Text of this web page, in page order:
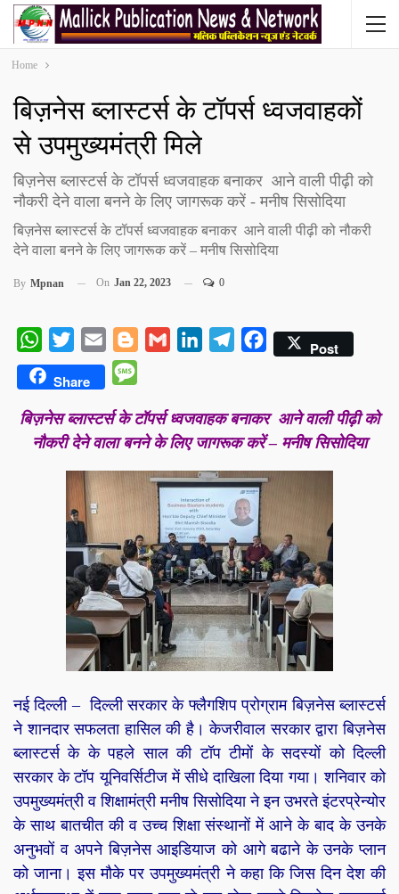
Home
बिज़नेस ब्लास्टर्स के टॉपर्स ध्वजवाहकों
से उपमुख्यमंत्री मिले
बिज़नेस ब्लास्टर्स के टॉपर्स ध्वजवाहक बनाकर आने वाली पीढ़ी को
नौकरी देने वाला बनने के लिए जागरूक करें - मनीष सिसोदिया
बिज़नेस ब्लास्टर्स के टॉपर्स ध्वजवाहक बनाकर आने वाली पीढ़ी को नौकरी
देने वाला बनने के लिए जागरूक करें – मनीष सिसोदिया
By Mpnan On Jan 22, 2023 0
WhatsApp
Twitter Email BloggerGmail LinkedInTelegramFacebookPost
Share
बिज़नेस ब्लास्टर्स के टॉपर्स ध्वजवाहक बनाकर आने वाली पीढ़ी को
नौकरी देने वाला बनने के लिए जागरूक करें – मनीष सिसोदिया
नई दिल्ली – दिल्ली सरकार के फ्लैगशिप प्रोग्राम बिज़नेस ब्लास्टर्स
ने शानदार सफलता हासिल की है। केजरीवाल सरकार द्वारा बिज़नेस
ब्लास्टर्स के के पहले साल की टॉप टीमों के सदस्यों को दिल्ली
सरकार के टॉप यूनिवर्सिटीज में सीधे दाखिला दिया गया। शनिवार को
उपमुख्यमंत्री व शिक्षामंत्री मनीष सिसोदिया ने इन उभरते इंटरप्रेन्योर
के साथ बातचीत की व उच्च शिक्षा संस्थानों में आने के बाद के उनके
अनुभवों व अपने बिज़नेस आइडियाज को आगे बढाने के उनके प्लान
को जाना। इस मौके पर उपमुख्यमंत्री ने कहा कि जिस दिन देश की